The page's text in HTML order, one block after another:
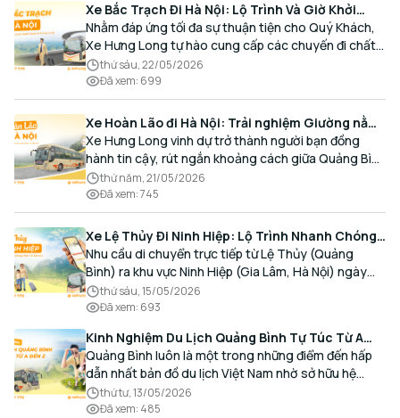
Xe Bắc Trạch Đi Hà Nội: Lộ Trình Và Giờ Khởi
Hành Cùng Xe Hưng Long
Nhằm đáp ứng tối đa sự thuận tiện cho Quý Khách,
Xe Hưng Long tự hào cung cấp các chuyến đi chất
lượng cao, an toàn với lịch trình linh hoạt mỗi ngày.
thứ sáu, 22/05/2026
Đã xem: 699
Xe Hoàn Lão đi Hà Nội: Trải nghiệm Giường nằm
Cao cấp, Đón trả Tận nơi
Xe Hưng Long vinh dự trở thành người bạn đồng
hành tin cậy, rút ngắn khoảng cách giữa Quảng Bình
và Thủ đô bằng chất lượng dịch vụ chuẩn mực.
thứ năm, 21/05/2026
Đã xem:745
Xe Lệ Thủy Đi Ninh Hiệp: Lộ Trình Nhanh Chóng,
Đón Trả Tận Nơi
Nhu cầu di chuyển trực tiếp từ Lệ Thủy (Quảng
Bình) ra khu vực Ninh Hiệp (Gia Lâm, Hà Nội) ngày
càng gia tăng, đặc biệt đối với các hành khách có
nhu cầu giao thương, kinh doanh và mua sắm.
thứ sáu, 15/05/2026
Đã xem: 693
Kinh Nghiệm Du Lịch Quảng Bình Tự Túc Từ A
Đến Z Chi Tiết Nhất
Quảng Bình luôn là một trong những điểm đến hấp
dẫn nhất bản đồ du lịch Việt Nam nhờ sở hữu hệ
thống hang động kỳ vĩ, những bãi biển hoang sơ và
nét ẩm thực đậm đà bản sắc.
thứ tư, 13/05/2026
Đã xem: 485